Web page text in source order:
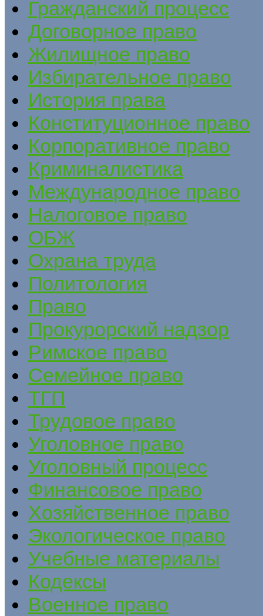
Гражданский процесс
Договорное право
Жилищное право
Избирательное право
История права
Конституционное право
Корпоративное право
Криминалистика
Международное право
Налоговое право
ОБЖ
Охрана труда
Политология
Право
Прокурорский надзор
Римское право
Семейное право
ТГП
Трудовое право
Уголовное право
Уголовный процесс
Финансовое право
Хозяйственное право
Экологическое право
Учебные материалы
Кодексы
Военное право